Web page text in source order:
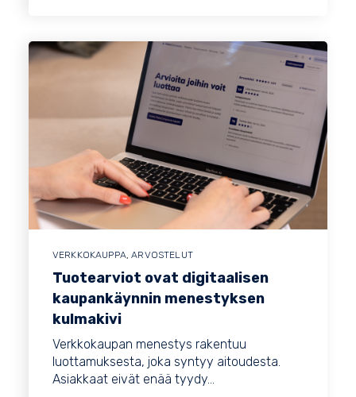
VERKKOKAUPPA ,ARVOSTELUT
Tuotearviot ovat digitaalisen
kaupankäynnin menestyksen
kulmakivi
Verkkokaupan menestys rakentuu
luottamuksesta, joka syntyy aitoudesta.
Asiakkaat eivät enää tyydy...